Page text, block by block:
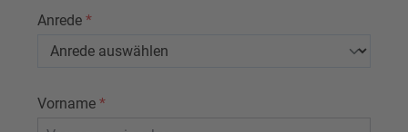
Anrede *
Vorname *